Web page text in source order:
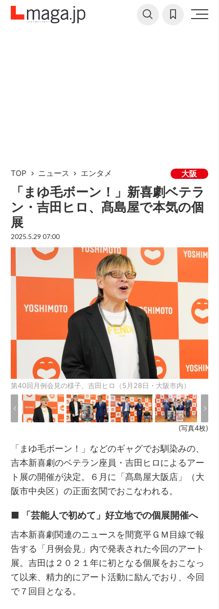
TOP ニュース エンタメ 大阪
「まゆ毛ボーン！」新喜劇ベテラ
ン・吉田ヒロ、髙島屋で本気の個
展
2025.5.29 07:00
第40回月例会見の様子、吉田ヒロ（5月28日・大阪市内）
(写真4枚)
「まゆ毛ボーン！」などのギャグでお馴染みの、
吉本新喜劇のベテラン座員・吉田ヒロによるアー
ト展の開催が決定。６月に「髙島屋大阪店」（大
阪市中央区）の正面玄関でおこなわれる。
■ 「芸能人で初めて」好立地での個展開催へ
吉本新喜劇関連のニュースを間寛平ＧＭ目線で報
告する「月例会見」内で発表された今回のアート
展。吉田は２０２１年に初となる個展をおこなっ
て以来、精力的にアート活動に励んでおり、今回
で７回目となる。